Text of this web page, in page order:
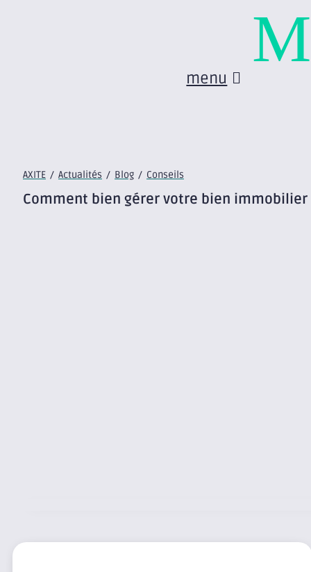
menu
AXITE / Actualités / Blog / Conseils
Comment bien gérer votre bien immobilier
M